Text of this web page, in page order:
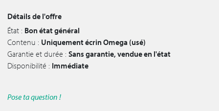
Détails de l'offre
État : Bon état général
Contenu : Uniquement écrin Omega (usé)
Garantie et durée : Sans garantie, vendue en l'état
Disponibilité : Immédiate
Pose ta question !